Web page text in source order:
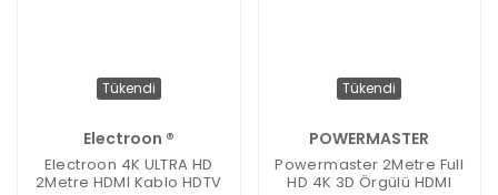
Tükendi
Electroon ®
Electroon 4K ULTRA HD
2Metre HDMI Kablo HDTV
Tükendi
POWERMASTER
Powermaster 2Metre Full
HD 4K 3D Örgülü HDMI